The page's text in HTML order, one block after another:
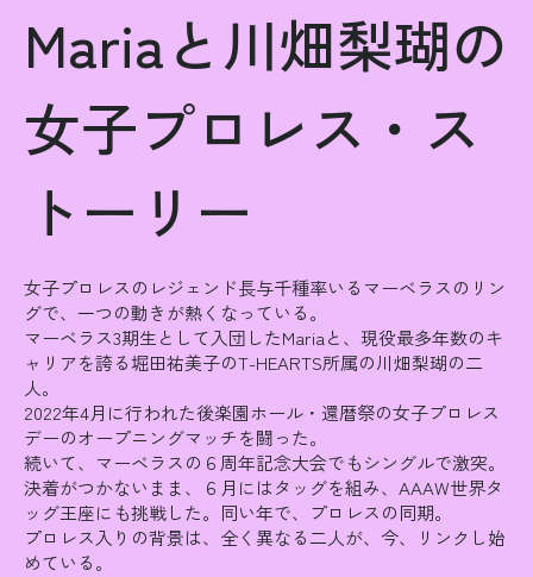
Mariaと川畑梨瑚の
女子プロレス・ス
トーリー
女子プロレスのレジェンド長与千種率いるマーベラスのリン
グで、一つの動きが熱くなっている。
マーベラス3期生として入団したMariaと、現役最多年数のキ
ャリアを誇る堀田祐美子のT-HEARTS所属の川畑梨瑚の二
人。
2022年4月に行われた後楽園ホール・還暦祭の女子プロレス
デーのオープニングマッチを闘った。
続いて、マーベラスの６周年記念大会でもシングルで激突。
決着がつかないまま、６月にはタッグを組み、AAAW世界タ
ッグ王座にも挑戦した。同い年で、プロレスの同期。
プロレス入りの背景は、全く異なる二人が、今、リンクし始
めている。